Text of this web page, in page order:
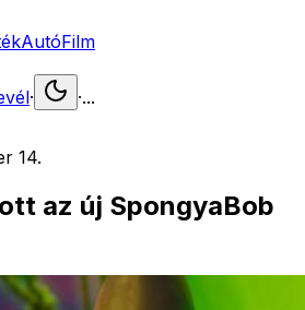
AutóFilm
· ·...
14.
az új SpongyaBob